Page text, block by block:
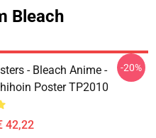
Bleach
- Bleach Anime -
Poster TP2010
42,22
-20%